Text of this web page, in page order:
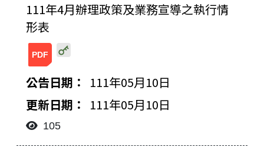
111年4月辦理政策及業務宣導之執行情
形表
20220510135114548620.pdf
111年05月10日
111年05月10日
105